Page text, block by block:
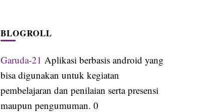
BLOGROLL
Garuda-21 Aplikasi berbasis android yang
bisa digunakan untuk kegiatan
pembelajaran dan penilaian serta presensi
maupun pengumuman. 0